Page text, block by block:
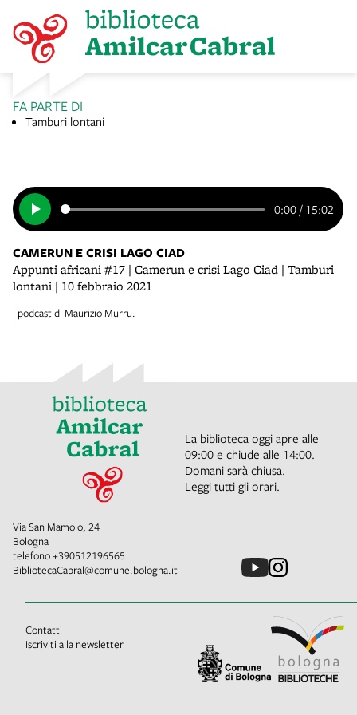
0:00 / 15:02
CAMERUN E CRISI LAGO CIAD
Appunti africani #17 | Camerun e crisi Lago Ciad | Tamburi
lontani | 10 febbraio 2021
I podcast di Maurizio Murru.
FA PARTE DI
Tamburi lontani
La biblioteca oggi apre alle
09:00 e chiude alle 14:00.
Domani sarà chiusa.
Leggi tutti gli orari.
Via San Mamolo, 24
Bologna
telefono+390512196565
BibliotecaCabral@comune.bologna.it
Contatti
Iscriviti alla newsletter